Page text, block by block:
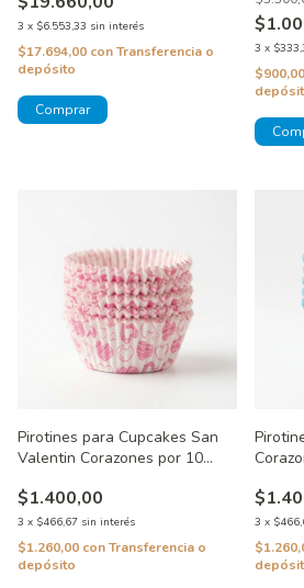
3 x $6.553,33 sin interés
$17.694,00 conTransferencia o
depósito
3 x
$900,00
Pirotines para Cupcakes San
Valentin Corazones por 10
$1.400,00
3 x $466,67 sin interés
$1.260,00 conTransferencia o
depósito
3 x